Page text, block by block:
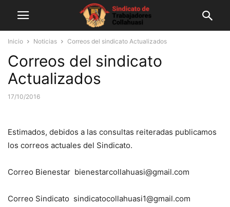
Inicio Noticias Correos del sindicato Actualizados
Correos del sindicato
Actualizados
17/10/2016
Estimados, debidos a las consultas reiteradas publicamos
los correos actuales del Sindicato.
Correo Bienestar bienestarcollahuasi@gmail.com
Correo Sindicato sindicatocollahuasi1@gmail.com